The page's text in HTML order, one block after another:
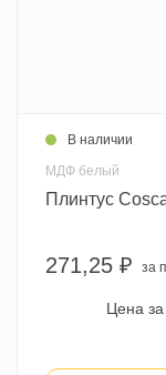
В наличии
МДФ белый
Плинтус
271,25 ₽ за
Цена за